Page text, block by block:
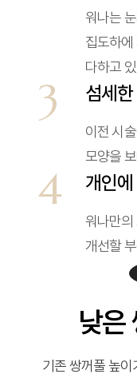
워나는
집도하
다하고
3 섬세
이전 시
모양을
4 개인
워나만의
개선할
낮은
기존 쌍꺼풀 높이